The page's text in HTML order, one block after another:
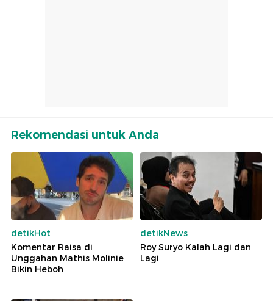
Rekomendasi untuk Anda
detikHot
Komentar Raisa di
Unggahan Mathis Molinie
Bikin Heboh
detikNews
Roy Suryo Kalah Lagi dan
Lagi